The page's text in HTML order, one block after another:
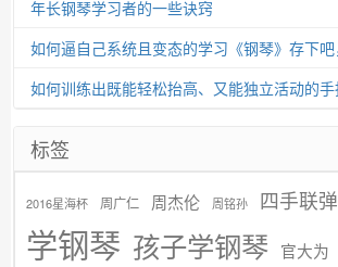
年长钢琴学习者的一些诀窍
如何逼自己系统且变态的学习《钢琴》存下吧
如何训练出既能轻松抬高、又能独立活动的
标签
2016星海杯 周广仁 周杰伦 周铭孙 四手联弹
学钢琴 孩子学钢琴 官大为